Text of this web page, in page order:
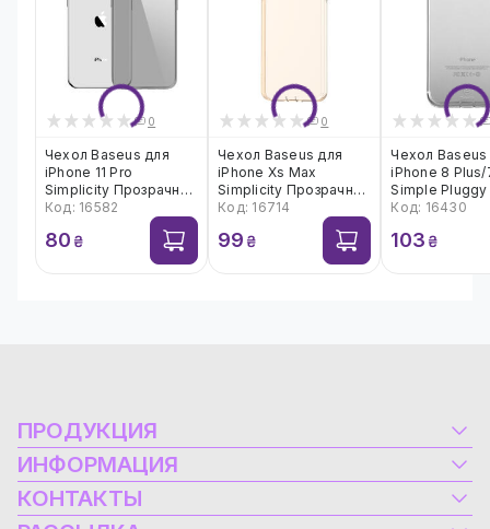
0
Чехол Baseus для
iPhone 11 Pro
Simplicity Прозрачный
черный (ARAPIPH58S-
Код: 16582
80 ₴
0
Чехол Baseus для
iPhone Xs Max
Simplicity Прозрачный
Золотой (ARAPIPH65-
Код: 16714
99 ₴
Чехол Baseus
iPhone 8 Plus/
Simple Pluggy
(ARAPIPH7P-
Код: 16430
103 ₴
ПРОДУКЦИЯ
Электрооборудование
Альтернативная энергетика
Компьютеры и ноутбуки
ИНФОРМАЦИЯ
Контакты
Блог
КОНТАКТЫ
Горячая линия